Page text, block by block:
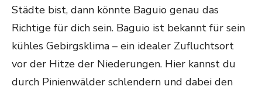
Städte bist, dann könnte Baguio genau das
Richtige für dich sein. Baguio ist bekannt für sein
kühles Gebirgsklima – ein idealer Zufluchtsort
vor der Hitze der Niederungen. Hier kannst du
durch Pinienwälder schlendern und dabei den